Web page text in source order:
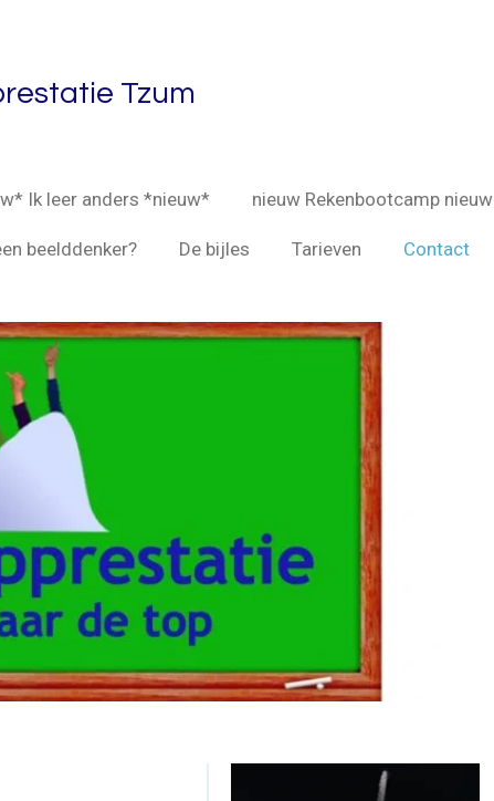
Tzum
Ik leer anders *nieuw* nieuw Rekenbootcamp nieuw
beelddenker? De bijles Tarieven Contact